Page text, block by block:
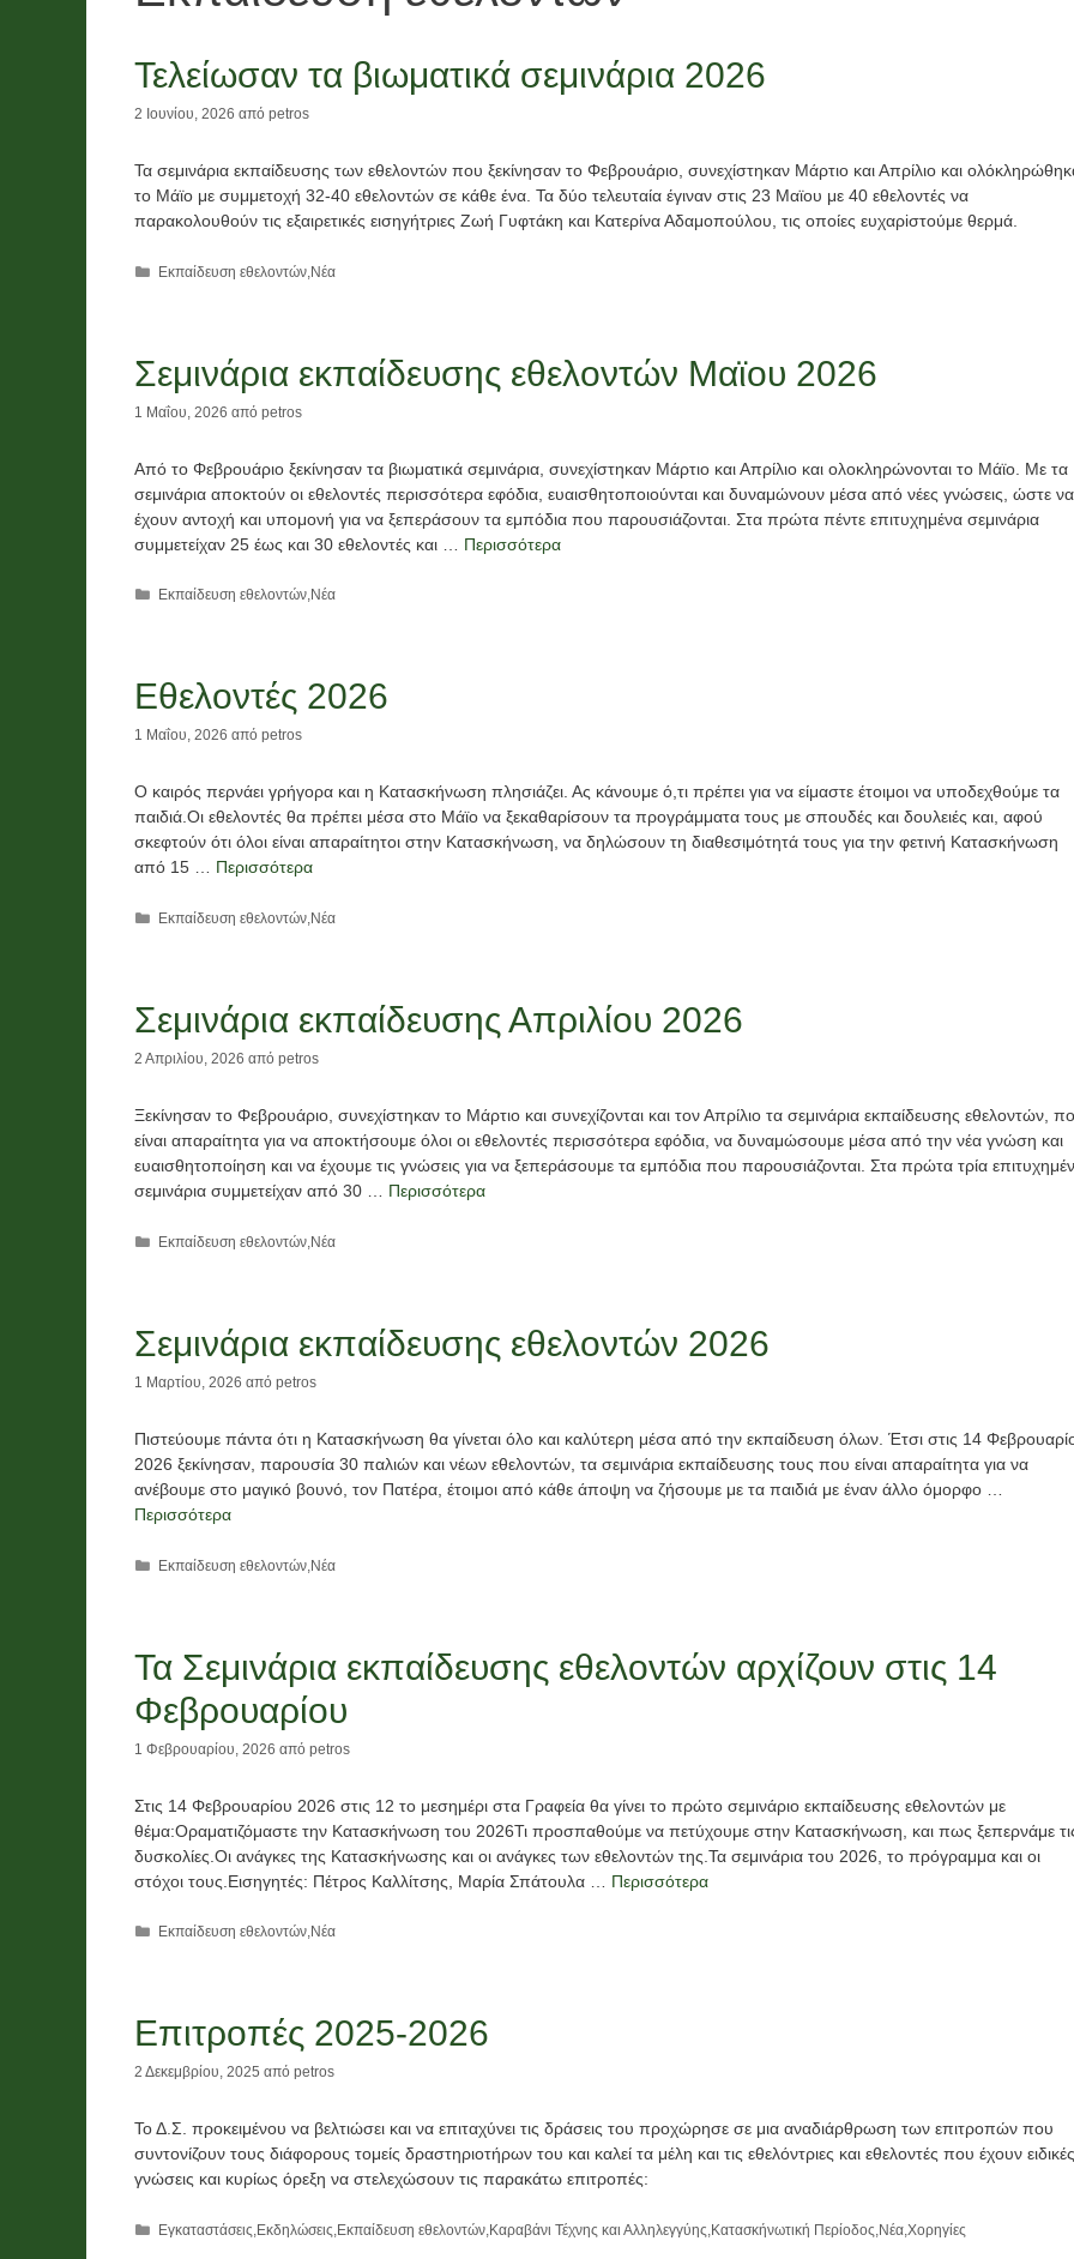
Τελείωσαν τα βιωματικά σεμινάρια 2026
2 Ιουνίου, 2026 από petros
Τα σεμινάρια εκπαίδευσης των εθελοντών που ξεκίνησαν το Φεβρουάριο, συνεχίστηκαν Μάρτιο και Απρίλιο και
το Μάϊο με συμμετοχή 32-40 εθελοντών σε κάθε ένα. Τα δύο τελευταία έγιναν στις 23 Μαϊου με 40 εθελοντές να
παρακολουθούν τις εξαιρετικές εισηγήτριες Ζωή Γυφτάκη και Κατερίνα Αδαμοπούλου, τις οποίες ευχαρiστούμε θερμά.
Κατηγορίες
Εκπαίδευση εθελοντών Νέα
Σεμινάρια εκπαίδευσης εθελοντών Μαϊου 2026
1 Μαΐου, 2026 από petros
Από το Φεβρουάριο ξεκίνησαν τα βιωματικά σεμινάρια, συνεχίστηκαν Μάρτιο και Απρίλιο και ολοκληρώνονται το Μάϊο. Με τα
σεμινάρια αποκτούν οι εθελοντές περισσότερα εφόδια, ευαισθητοποιούνται και δυναμώνουν μέσα από νέες γνώσεις, ώστε να
έχουν αντοχή και υπομονή για να ξεπεράσουν τα εμπόδια που παρουσιάζονται. Στα πρώτα πέντε επιτυχημένα σεμινάρια
συμμετείχαν 25 έως και 30 εθελοντές και … Περισσότερα
Κατηγορίες
Εκπαίδευση εθελοντών,Νέα
Εθελοντές 2026
1 Μαΐου, 2026 από petros
Ο καιρός περνάει γρήγορα και η Κατασκήνωση πλησιάζει. Ας κάνουμε ό,τι πρέπει για να είμαστε έτοιμοι να υποδεχθούμε τα
παιδιά.Οι εθελοντές θα πρέπει μέσα στο Μάϊο να ξεκαθαρίσουν τα προγράμματα τους με σπουδές και δουλειές και, αφού
σκεφτούν ότι όλοι είναι απαραίτητοι στην Κατασκήνωση, να δηλώσουν τη διαθεσιμότητά τους για την φετινή Κατασκήνωση
από 15 … Περισσότερα
Κατηγορίες
Εκπαίδευση εθελοντών,Νέα
Σεμινάρια εκπαίδευσης Απριλίου 2026
2 Απριλίου, 2026 από petros
Ξεκίνησαν το Φεβρουάριο, συνεχίστηκαν το Μάρτιο και συνεχίζονται και τον Απρίλιο τα σεμινάρια εκπαίδευσης εθελοντών,
είναι απαραίτητα για να αποκτήσουμε όλοι οι εθελοντές περισσότερα εφόδια, να δυναμώσουμε μέσα από την νέα γνώση και
ευαισθητοποίηση και να έχουμε τις γνώσεις για να ξεπεράσουμε τα εμπόδια που παρουσιάζονται. Στα πρώτα τρία
σεμινάρια συμμετείχαν από 30 … Περισσότερα
Κατηγορίες
Εκπαίδευση εθελοντών,Νέα
Σεμινάρια εκπαίδευσης εθελοντών 2026
1 Μαρτίου, 2026 από petros
Πιστεύουμε πάντα ότι η Κατασκήνωση θα γίνεται όλο και καλύτερη μέσα από την εκπαίδευση όλων. Έτσι στις 14
2026 ξεκίνησαν, παρουσία 30 παλιών και νέων εθελοντών, τα σεμινάρια εκπαίδευσης τους που είναι απαραίτητα για να
ανέβουμε στο μαγικό βουνό, τον Πατέρα, έτοιμοι από κάθε άποψη να ζήσουμε με τα παιδιά με έναν άλλο όμορφο …
Περισσότερα
Κατηγορίες
Εκπαίδευση εθελοντών Νέα
Τα Σεμινάρια εκπαίδευσης εθελοντών αρχίζουν στις 14
Φεβρουαρίου
1 Φεβρουαρίου, 2026 από petros
Στις 14 Φεβρουαρίου 2026 στις 12 το μεσημέρι στα Γραφεία θα γίνει το πρώτο σεμινάριο εκπαίδευσης εθελοντών με
θέμα:Οραματιζόμαστε την Κατασκήνωση του 2026Τι προσπαθούμε να πετύχουμε στην Κατασκήνωση, και πως ξεπερνάμε
δυσκολίες.Οι ανάγκες της Κατασκήνωσης και οι ανάγκες των εθελοντών της.Τα σεμινάρια του 2026, το πρόγραμμα και οι
στόχοι τους.Εισηγητές: Πέτρος Καλλίτσης, Μαρία Σπάτουλα … Περισσότερα
Κατηγορίες
Εκπαίδευση εθελοντών,Νέα
Επιτροπές 2025-2026
2 Δεκεμβρίου, 2025 από petros
Το Δ.Σ. προκειμένου να βελτιώσει και να επιταχύνει τις δράσεις του προχώρησε σε μια αναδιάρθρωση των επιτροπών που
συντονίζουν τους διάφορους τομείς δραστηριοτήρων του και καλεί τα μέλη και τις εθελόντριες και εθελοντές που έχουν ειδικές
γνώσεις και κυρίως όρεξη να στελεχώσουν τις παρακάτω επιτροπές:
Κατηγορίες
Εγκαταστάσεις,Εκδηλώσεις,Εκπαίδευση εθελοντών,Καραβάνι Τέχνης και Αλληλεγγύης,Κατασκήνωτική Περίοδος,Νέα,Χορηγίες
Λαχείο και
χρημάτων
,
και υλικών
2 Ιουνίου, 2026
εθελοντών
Τελείωσαν
τα
βιωματικά
Εγγραφές
παιδιών